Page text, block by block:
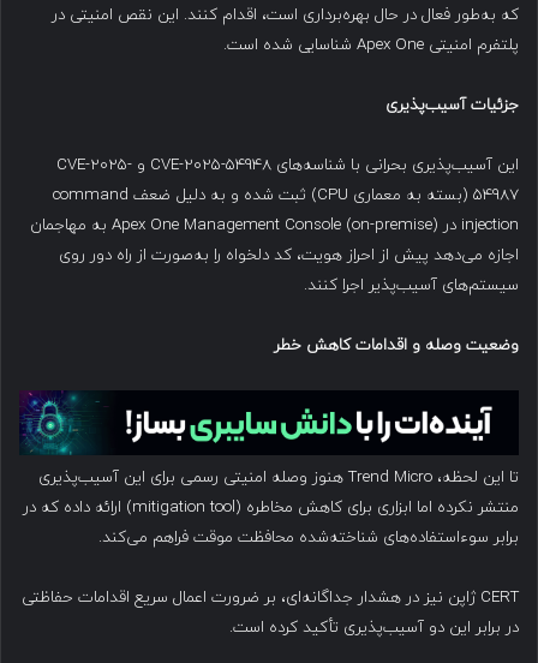
که به‌طور فعال در حال بهره‌برداری است، اقدام کنند. این نقص امنیتی در
پلتفرم امنیتی Apex One شناسایی شده است.
جزئیات آسیب‌پذیری
این آسیب‌پذیری بحرانی با شناسه‌های CVE-2025-54948 و CVE-2025-
54987 (بسته به معماری CPU) ثبت شده و به دلیل ضعف command
injection در Apex One Management Console (on-premise) به مهاجمان
اجازه می‌دهد پیش از احراز هویت، کد دلخواه را به‌صورت از راه دور روی
سیستم‌های آسیب‌پذیر اجرا کنند.
وضعیت وصله و اقدامات کاهش خطر
تا این لحظه، Trend Micro هنوز وصله امنیتی رسمی برای این آسیب‌پذیری
منتشر نکرده اما ابزاری برای کاهش مخاطره (mitigation tool) ارائه داده که در
برابر سوءاستفاده‌های شناخته‌شده محافظت موقت فراهم می‌کند.
CERT ژاپن نیز در هشدار جداگانه‌ای، بر ضرورت اعمال سریع اقدامات حفاظتی
در برابر این دو آسیب‌پذیری تأکید کرده است.